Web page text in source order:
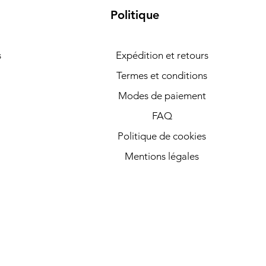
Politique
Expédition et retours
Termes et conditions
Modes de paiement
FAQ
Politique de cookies
Mentions légales